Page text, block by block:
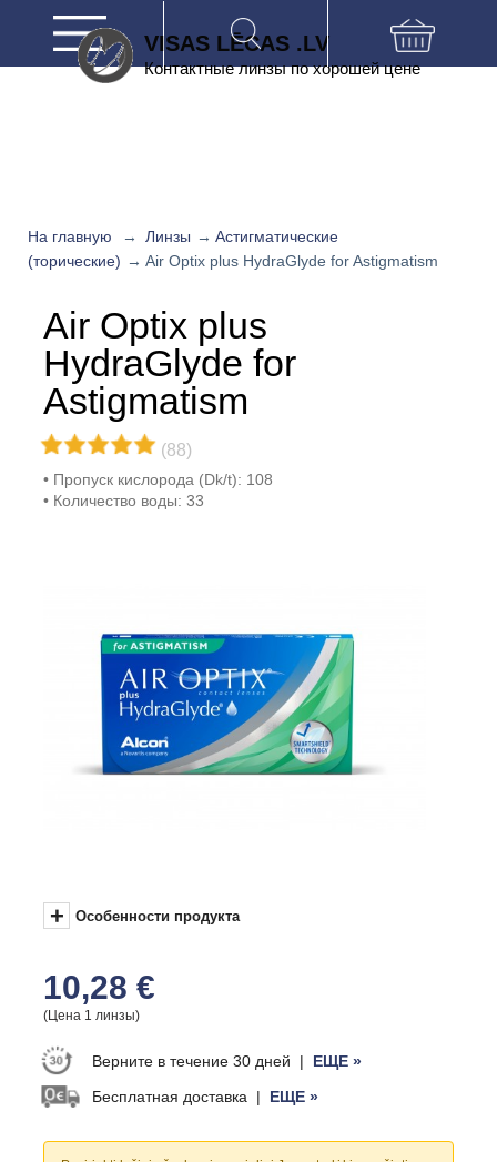
VISAS LĒCAS .LV
Контактные линзы по хорошей цене
На главную → Линзы → Астигматические
(торические) → Air Optix plus HydraGlyde for Astigmatism
Air Optix plus
HydraGlyde for
Astigmatism
(88)
Пропуск кислорода (Dk/t): 108
Количество воды: 33
+ Особенности продукта
10,28 €
(Цена 1 линзы)
Верните в течение 30 дней |
ЕЩЕ »
Бесплатная доставка
| ЕЩЕ »